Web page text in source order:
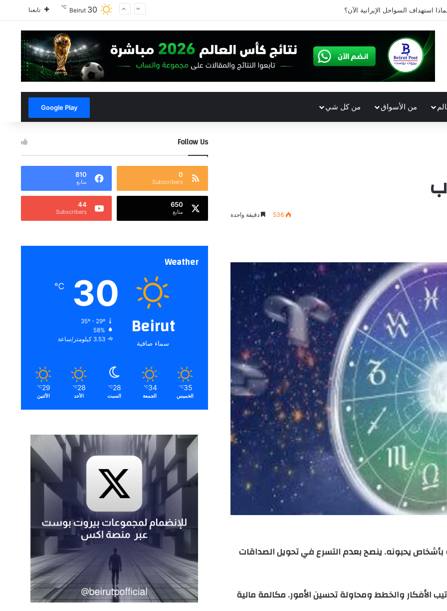
استهداف السواحل الإيرانية الآن؟ Beirut 30
℃ تابعنا
من الأسواق من كل شي Google Play
536 دقيقة واحدة
يحبونه. ينصح بعدم التسرع في تحويل الصداقات
الأفكار والخطط ومحاولة تحسين الأمور. مكالمة مالية
Follow Us
0
Subscribers
810
متابع
650
متابع
44
Subscribers
Weather
Beirut
سماء صافية
30
℃
35º - 29º
58%
3.53 كيلومتر/ساعة
35
℃
الخميس
34
℃
الجمعة
28
℃
السبت
28
℃
الأحد
29
℃
الأثنين